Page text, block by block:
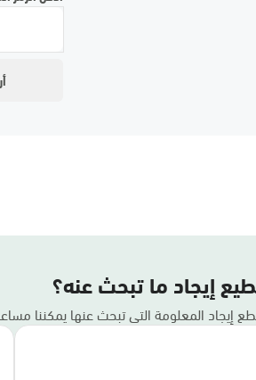
إيجاد ما تبحث عنه؟
إيجاد المعلومة التي تبحث عنها يمكننا